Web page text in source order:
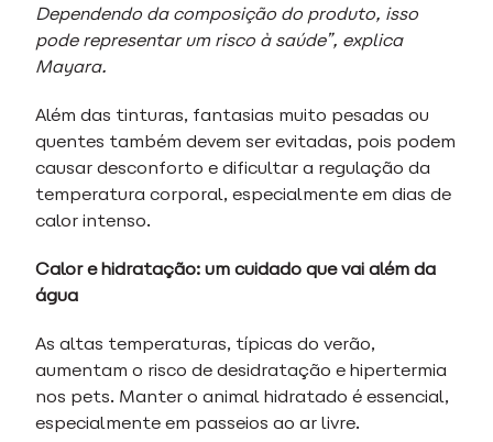
Dependendo da composição do produto, isso
pode representar um risco à saúde”, explica
Mayara.
Além das tinturas, fantasias muito pesadas ou
quentes também devem ser evitadas, pois podem
causar desconforto e dificultar a regulação da
temperatura corporal, especialmente em dias de
calor intenso.
Calor e hidratação: um cuidado que vai além da
água
As altas temperaturas, típicas do verão,
aumentam o risco de desidratação e hipertermia
nos pets. Manter o animal hidratado é essencial,
especialmente em passeios ao ar livre.